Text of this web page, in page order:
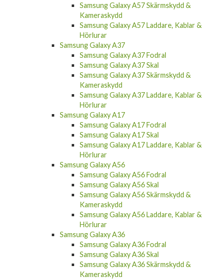
Samsung Galaxy A57 Skärmskydd &
Kameraskydd
Samsung Galaxy A57 Laddare, Kablar &
Hörlurar
Samsung Galaxy A37
Samsung Galaxy A37 Fodral
Samsung Galaxy A37 Skal
Samsung Galaxy A37 Skärmskydd &
Kameraskydd
Samsung Galaxy A37 Laddare, Kablar &
Hörlurar
Samsung Galaxy A17
Samsung Galaxy A17 Fodral
Samsung Galaxy A17 Skal
Samsung Galaxy A17 Laddare, Kablar &
Hörlurar
Samsung Galaxy A56
Samsung Galaxy A56 Fodral
Samsung Galaxy A56 Skal
Samsung Galaxy A56 Skärmskydd &
Kameraskydd
Samsung Galaxy A56 Laddare, Kablar &
Hörlurar
Samsung Galaxy A36
Samsung Galaxy A36 Fodral
Samsung Galaxy A36 Skal
Samsung Galaxy A36 Skärmskydd &
Kameraskydd